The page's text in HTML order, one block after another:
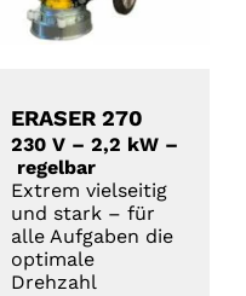
ERASER 270
230 V – 2,2 kW –
regelbar
Extrem vielseitig
und stark – für
alle Aufgaben die
optimale
Drehzahl